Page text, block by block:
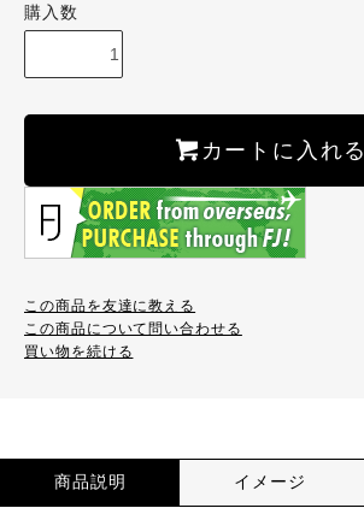
購入数
カートに入れる
この商品を友達に教える
この商品について問い合わせる
買い物を続ける
商品説明 イメージ